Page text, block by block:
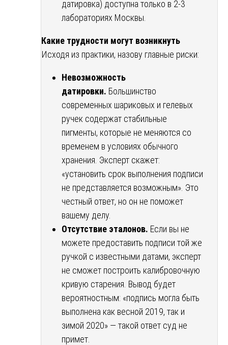
датировка) доступна только в 2-3
лабораториях Москвы.
Какие трудности могут возникнуть
Исходя из практики, назову главные риски:
Невозможность
датировки. Большинство
современных шариковых и гелевых
ручек содержат стабильные
пигменты, которые не меняются со
временем в условиях обычного
хранения. Эксперт скажет:
«установить срок выполнения подписи
не представляется возможным». Это
честный ответ, но он не поможет
вашему делу.
Отсутствие эталонов. Если вы не
можете предоставить подписи той же
ручкой с известными датами, эксперт
не сможет построить калибровочную
кривую старения. Вывод будет
вероятностным: «подпись могла быть
выполнена как весной 2019, так и
зимой 2020» — такой ответ суд не
примет.